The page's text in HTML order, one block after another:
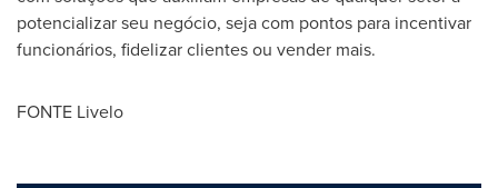
potencializar seu negócio, seja com pontos para incentivar
funcionários, fidelizar clientes ou vender mais.
FONTE Livelo